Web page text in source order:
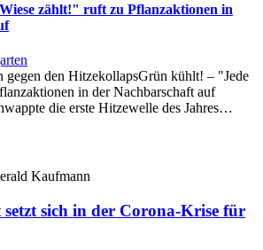
zählt!" ruft zu Pflanzaktionen in
gegen den HitzekollapsGrün kühlt! – "Jede
in der Nachbarschaft auf
die erste Hitzewelle des Jahres…
Kaufmann
sich in der Corona-Krise für